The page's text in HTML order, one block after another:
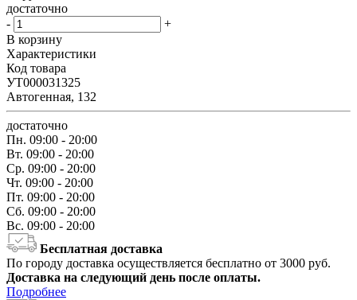
достаточно
-
+
В корзину
Характеристики
Код товара
УТ000031325
Автогенная, 132
достаточно
Пн. 09:00 - 20:00
Вт. 09:00 - 20:00
Ср. 09:00 - 20:00
Чт. 09:00 - 20:00
Пт. 09:00 - 20:00
Сб. 09:00 - 20:00
Вс. 09:00 - 20:00
Бесплатная доставка
По городу доставка осуществляется бесплатно от 3000 руб.
Доставка на следующий день после оплаты.
Подробнее